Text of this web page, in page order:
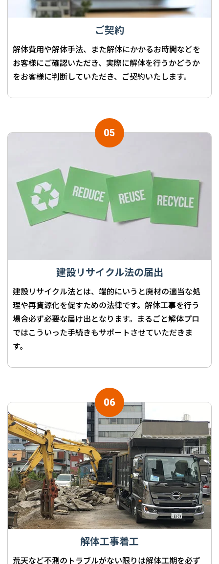
ご契約
解体費用や解体手法、また解体にかかるお時間などを
お客様にご確認いただき、実際に解体を行うかどうか
をお客様に判断していただき、ご契約いたします。
建設リサイクル法の届出
建設リサイクル法とは、端的にいうと廃材の適当な処
理や再資源化を促すための法律です。解体工事を行う
場合必ず必要な届け出となります。まるごと解体プロ
ではこういった手続きもサポートさせていただきま
す。
解体工事着工
荒天など不測のトラブルがない限りは解体工期を必ず